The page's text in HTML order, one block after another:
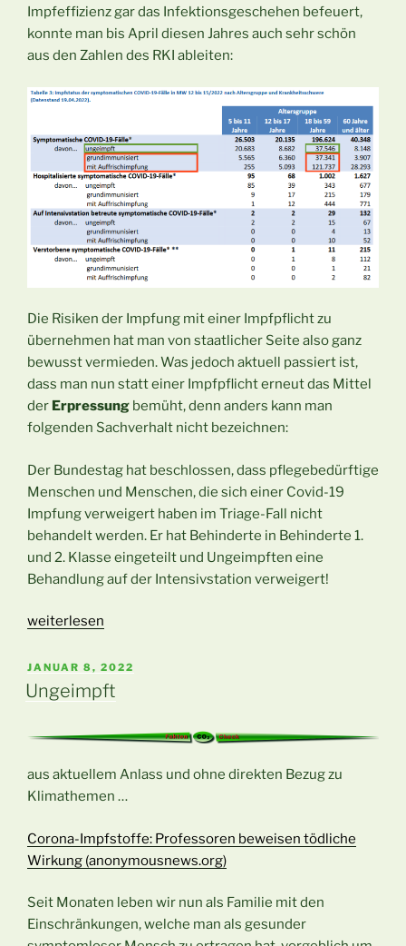
Impfeffizienz gar das Infektionsgeschehen befeuert,
konnte man bis April diesen Jahres auch sehr schön
aus den Zahlen des RKI ableiten:
Die Risiken der Impfung mit einer Impfpflicht zu
übernehmen hat man von staatlicher Seite also ganz
bewusst vermieden. Was jedoch aktuell passiert ist,
dass man nun statt einer Impfpflicht erneut das Mittel
der Erpressung bemüht, denn anders kann man
folgenden Sachverhalt nicht bezeichnen:
Der Bundestag hat beschlossen, dass pflegebedürftige
Menschen und Menschen, die sich einer Covid-19
Impfung verweigert haben im Triage-Fall nicht
behandelt werden. Er hat Behinderte in Behinderte 1.
und 2. Klasse eingeteilt und Ungeimpften eine
Behandlung auf der Intensivstation verweigert!
„Corona,
Erpressung
trotz
bekannter
weiterlesen
VERÖFFENTLICHT
AM
JANUAR 8, 2022
Ungeimpft
aus aktuellem Anlass und ohne direkten Bezug zu
Klimathemen …
Corona-Impfstoffe: Professoren beweisen tödliche
Wirkung (anonymousnews.org)
Seit Monaten leben wir nun als Familie mit den
Einschränkungen, welche man als gesunder